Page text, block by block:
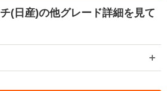
(日産)の他グレード詳細を見て